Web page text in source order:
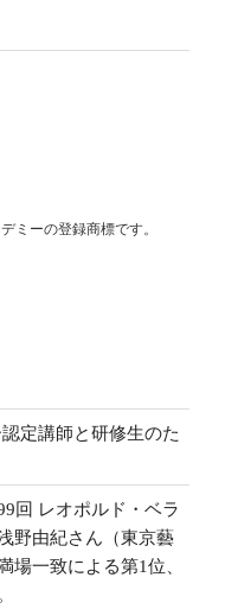
ミーの登録商標です。
定講師と研修生のた
回 レオポルド・ベラ
野由紀さん（東京藝
場一致による第1位、